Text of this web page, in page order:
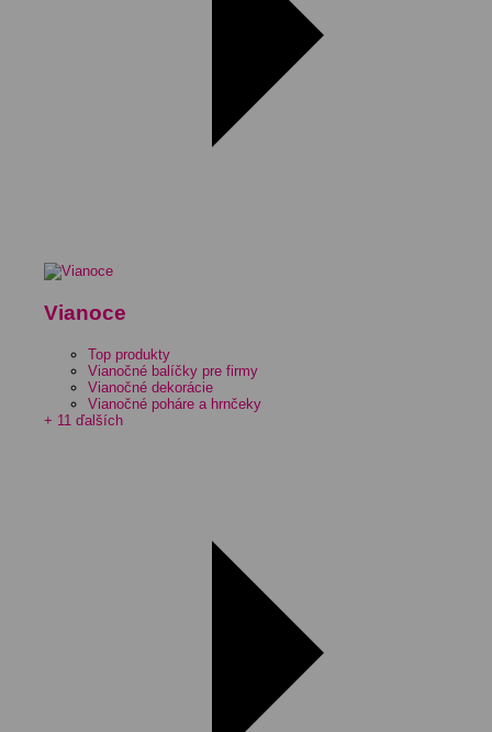
Vianoce
Top produkty
Vianočné balíčky pre firmy
Vianočné dekorácie
Vianočné poháre a hrnčeky
+ 11 ďalších